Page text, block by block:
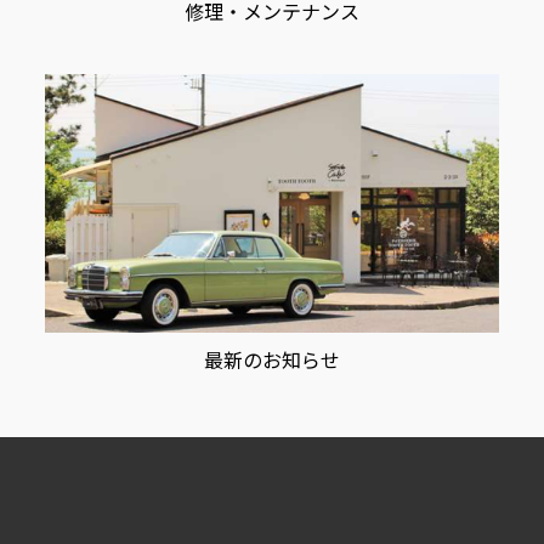
修理・メンテナンス
最新のお知らせ